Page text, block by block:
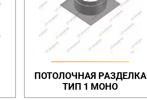
ПОТОЛОЧНАЯ РАЗДЕЛКА
ТИП 1 МОНО